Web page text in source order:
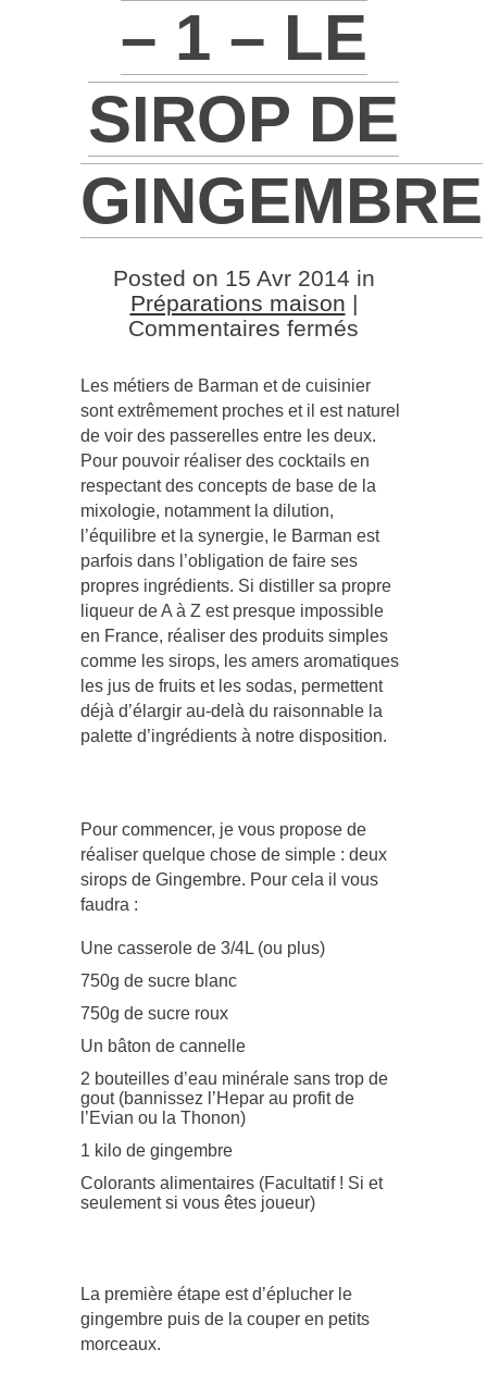
– 1 – LE
SIROP DE
GINGEMBRE
Posted on 15 Avr 2014 in
Préparations maison |
Commentaires fermés
ses
propres
préparations
–
1
Le
de
Gingembre
Les métiers de Barman et de cuisinier
sont extrêmement proches et il est naturel
de voir des passerelles entre les deux.
Pour pouvoir réaliser des cocktails en
respectant des concepts de base de la
mixologie, notamment la dilution,
l’équilibre et la synergie, le Barman est
parfois dans l’obligation de faire ses
propres ingrédients. Si distiller sa propre
liqueur de A à Z est presque impossible
en France, réaliser des produits simples
comme les sirops, les amers aromatiques
les jus de fruits et les sodas, permettent
déjà d’élargir au-delà du raisonnable la
palette d’ingrédients à notre disposition.
Pour commencer, je vous propose de
réaliser quelque chose de simple : deux
sirops de Gingembre. Pour cela il vous
faudra :
Une casserole de 3/4L (ou plus)
750g de sucre blanc
750g de sucre roux
Un bâton de cannelle
2 bouteilles d’eau minérale sans trop de
gout (bannissez l’Hepar au profit de
l’Evian ou la Thonon)
1 kilo de gingembre
Colorants alimentaires (Facultatif ! Si et
seulement si vous êtes joueur)
La première étape est d’éplucher le
gingembre puis de la couper en petits
morceaux.